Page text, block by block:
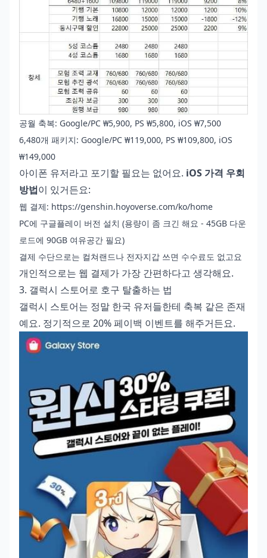
공월 축복: Google/PC ₩5,900, PS ₩5,800, iOS ₩7,500
6,480개 패키지: Google/PC ₩119,000, PS ₩109,800, iOS
₩149,000
아이폰 유저라고 포기할 필요는 없어요. iOS 가격 우회
방법이 있거든요:
웹 결제: https://genshin.hoyoverse.com/ko/home
PC에 구글플레이 버전 설치 (용량이 좀 크긴 해요 - 45GB 다운
로드에 90GB 여유공간 필요)
결제 수단으로는 컬쳐랜드나 전자지갑 쓰면 수수료도 없고요
개인적으로는 웹 결제가 가장 간편하다고 생각해요.
3. 갤럭시 스토어로 호구 탈출하는 법
갤럭시 스토어는 정말 한국 유저들한테 축복 같은 존재
예요. 정기적으로 20% 페이백 이벤트를 해주거든요.